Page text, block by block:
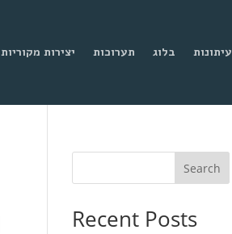
יצירות מקוריות תערוכות בלוג עיתונות
Search
Recent Posts